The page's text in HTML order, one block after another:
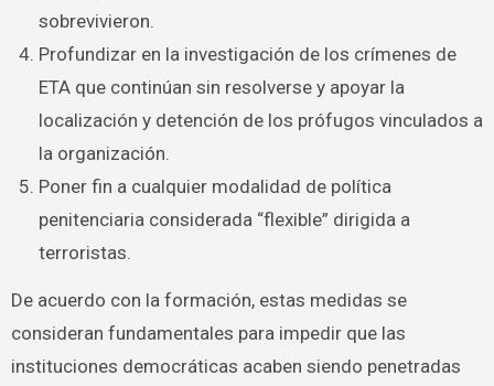
sobrevivieron.
Profundizar en la investigación de los crímenes de
ETA que continúan sin resolverse y apoyar la
localización y detención de los prófugos vinculados a
la organización.
Poner fin a cualquier modalidad de política
penitenciaria considerada “flexible” dirigida a
terroristas.
De acuerdo con la formación, estas medidas se
consideran fundamentales para impedir que las
instituciones democráticas acaben siendo penetradas